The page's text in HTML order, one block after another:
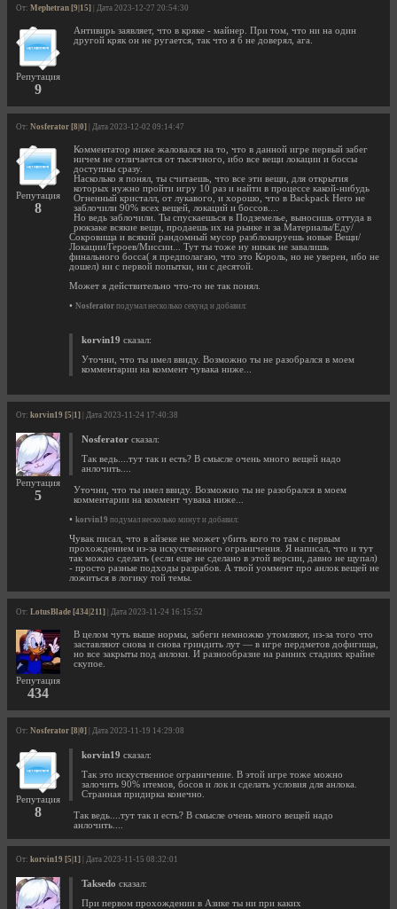
От: Mephetran [9|15] | Дата 2023-12-27 20:54:30
Репутация
9
Антивирь заявляет, что в кряке - майнер. При том, что ни на один
другой кряк он не ругается, так что я б не доверял, ага.
От: Nosferator [8|0] | Дата 2023-12-02 09:14:47
Репутация
8
Комментатор ниже жаловался на то, что в данной игре первый забег
ничем не отличается от тысячного, ибо все вещи локации и боссы
доступны сразу.
Насколько я понял, ты считаешь, что все эти вещи, для открытия
которых нужно пройти игру 10 раз и найти в процессе какой-нибудь
Огненный кристалл, от лукавого, и хорошо, что в Backpack Hero не
заблочили 90% всех вещей, локаций и боссов....
Но ведь заблочили. Ты спускаешься в Подземелье, выносишь оттуда в
рюкзаке всякие вещи, продаешь их на рынке и за Материалы/Еду/
Сокровища и всякий рандомный мусор разблокируешь новые Вещи/
Локации/Героев/Миссии... Тут ты тоже ну никак не завалишь
финального босса( я предполагаю, что это Король, но не уверен, ибо не
дошел) ни с первой попытки, ни с десятой.
Может я действительно что-то не так понял.
• Nosferator подумал несколько секунд и добавил:
korvin19 сказал:
Уточни, что ты имел ввиду. Возможно ты не разобрался в моем
комментарии на коммент чувака ниже...
От: korvin19 [5|1] | Дата 2023-11-24 17:40:38
Репутация
5
Nosferator сказал:
Так ведь....тут так и есть? В смысле очень много вещей надо
анлочить....
Уточни, что ты имел ввиду. Возможно ты не разобрался в моем
комментарии на коммент чувака ниже...
• korvin19 подумал несколько минут и добавил:
Чувак писал, что в айзеке не может убить кого то там с первым
прохождением из-за искуственного ограничения. Я написал, что и тут
так можно сделать (если еще не сделано в этой версии, давно не щупал)
- просто разные подходы разрабов. А твой уоммент про анлок вещей не
ложиться в логику той темы.
От: LotusBlade [434|211] | Дата 2023-11-24 16:15:52
Репутация
434
В целом чуть выше нормы, забеги немножко утомляют, из-за того что
заставляют снова и снова гриндить лут — в игре пердметов дофигища,
но все закрыты под анлоки. И разнообразие на ранних стадиях крайне
скупое.
От: Nosferator [8|0] | Дата 2023-11-19 14:29:08
Репутация
8
korvin19 сказал:
Так это искуственное ограничение. В этой игре тоже можно
залочить 90% итемов, босов и лок и сделать условия для анлока.
Странная придирка конечно.
Так ведь....тут так и есть? В смысле очень много вещей надо
анлочить....
От: korvin19 [5|1] | Дата 2023-11-15 08:32:01
Taksedo сказал:
При первом прохождении в Азике ты ни при каких